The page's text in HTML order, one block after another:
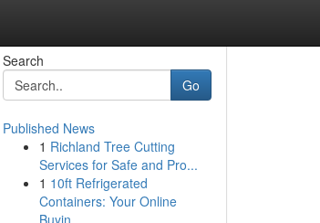
Search
Go
Published News
1 Richland Tree Cutting
Services for Safe and Pro...
1 10ft Refrigerated
Containers: Your Online
Buyin...